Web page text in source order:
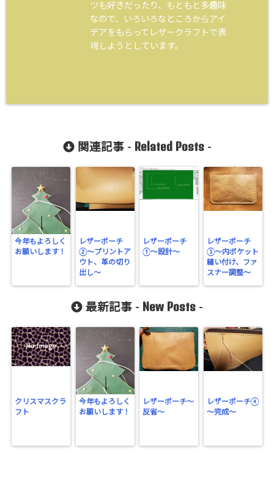
ツも好きだったり、もともと多趣味
なので、いろいろなところからアイ
デアをもらってレザークラフトで表
現しようとしています。
関連記事 - Related Posts-
今年もよろしく
お願いします！
レザーポーチ
②〜プリントア
ウト、革の切り
出し〜
レザーポーチ
①〜設計〜
レザーポーチ
③〜内ポケット
縫い付け、ファ
スナー調整〜
最新記事 - New Posts -
クリスマスクラ
フト
今年もよろしく
お願いします！
レザーポーチ～
反省～
レザーポーチ④
～完成～